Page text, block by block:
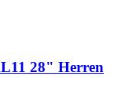
28" Herren